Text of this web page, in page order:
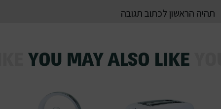
תהיה הראשון לכתוב תגובה